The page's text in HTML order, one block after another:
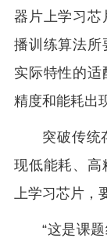
器片上学习芯
播训练算法所
实际特性的适
精度和能耗出
突破传统
现低能耗、高
上学习芯片，
“这是课